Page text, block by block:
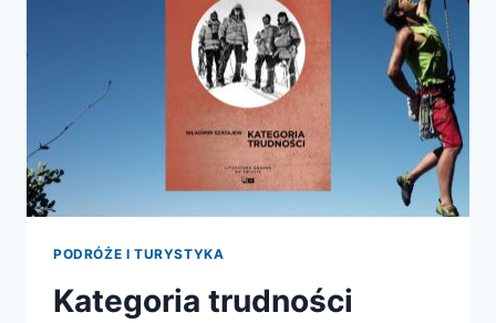
PODRÓŻE I TURYSTYKA
Kategoria trudności